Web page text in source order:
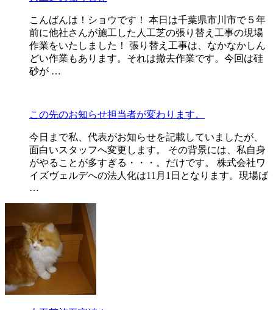
こんばんは！ショウです！ 本日は千葉県市川市で５年
前に他社さんが施工した人工芝の張り替え工事の現場
作業をいたしました！ 張り替え工事は、なかなかしん
どい作業もあります。それは撤去作業です。今回は硅
砂が …
この先のお知らせ担当者が変わります。
今日まで私、代表がお知らせを記載していましたが、
面白いスタッフへ変更します。 その背景には、私自身
がやることが多すぎる・・・。だけです。 株式会社ワ
イズヴェルデへの法人化は11月1日となります。現場ば
…